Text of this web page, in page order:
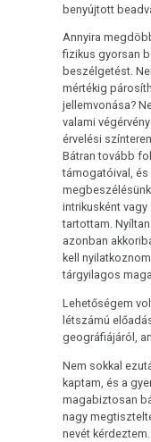
benyújtott
Annyira
fizikus gyorsan
beszélgetést.
mértékig
jellemvonása?
valami
érvelési
Bátran tovább
támogatóival,
intrikusként
tartottam.
azonban
kell
tárgyilagos
Lehetőségem
létszámú
geográfiájáról,
Nem sokkal
kaptam, és a
magabiztosan
nagy
nevét